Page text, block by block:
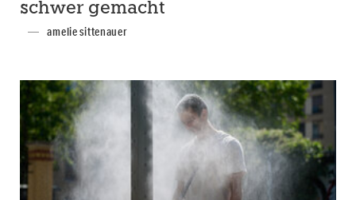
schwer gemacht
amelie sittenauer